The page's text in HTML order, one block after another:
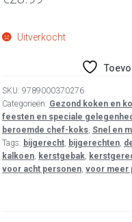
Uitverkocht
SKU: 9789000370276
Categorieën: Gezond koken en
feesten en speciale
beroemde chef-koks, Snel en
Tags: bijgerecht, bijgerechten,
kalkoen, kerstgebak,
voor acht personen, voor meer